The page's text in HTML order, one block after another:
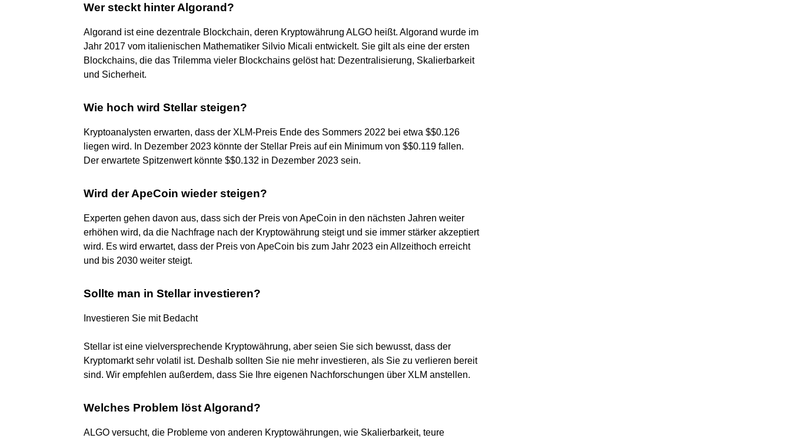
Wer steckt hinter Algorand?
Algorand ist eine dezentrale Blockchain, deren Kryptowährung ALGO heißt. Algorand wurde im
Jahr 2017 vom italienischen Mathematiker Silvio Micali entwickelt. Sie gilt als eine der ersten
Blockchains, die das Trilemma vieler Blockchains gelöst hat: Dezentralisierung, Skalierbarkeit
und Sicherheit.
Wie hoch wird Stellar steigen?
Kryptoanalysten erwarten, dass der XLM-Preis Ende des Sommers 2022 bei etwa $$0.126
liegen wird. In Dezember 2023 könnte der Stellar Preis auf ein Minimum von $$0.119 fallen.
Der erwartete Spitzenwert könnte $$0.132 in Dezember 2023 sein.
Wird der ApeCoin wieder steigen?
Experten gehen davon aus, dass sich der Preis von ApeCoin in den nächsten Jahren weiter
erhöhen wird, da die Nachfrage nach der Kryptowährung steigt und sie immer stärker akzeptiert
wird. Es wird erwartet, dass der Preis von ApeCoin bis zum Jahr 2023 ein Allzeithoch erreicht
und bis 2030 weiter steigt.
Sollte man in Stellar investieren?
Investieren Sie mit Bedacht
Stellar ist eine vielversprechende Kryptowährung, aber seien Sie sich bewusst, dass der
Kryptomarkt sehr volatil ist. Deshalb sollten Sie nie mehr investieren, als Sie zu verlieren bereit
sind. Wir empfehlen außerdem, dass Sie Ihre eigenen Nachforschungen über XLM anstellen.
Welches Problem löst Algorand?
ALGO versucht, die Probleme von anderen Kryptowährungen, wie Skalierbarkeit, teure